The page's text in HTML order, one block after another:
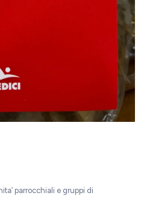
parrocchiali e gruppi di